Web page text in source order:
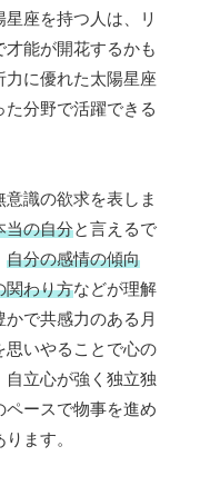
座を持つ人は、リ
能が開花するかも
力に優れた太陽星座
分野で活躍できる
識の欲求を表しま
当の自分と言えるで
自分の感情の傾向
関わり方などが理解
で共感力のある月
思いやることで心の
立心が強く独立独
ースで物事を進め
ます。